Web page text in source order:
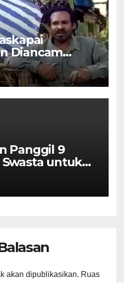
Diancam
OPM
Panggil 9
untuk
Bukti dan
TPPU yang
akan dipublikasikan. Ruas